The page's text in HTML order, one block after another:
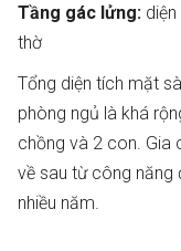
Tầng gác lửng:
thờ
Tổng diện tích mặt
phòng ngủ là khá
chồng và 2 con. Gia
về sau từ công năng
nhiều năm.